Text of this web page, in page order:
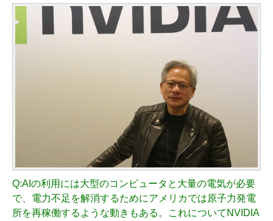
Q:AIの利用には大型のコンピュータと大量の電気が必要
で、電力不足を解消するためにアメリカでは原子力発電
所を再稼働するような動きもある。これについてNVIDIA